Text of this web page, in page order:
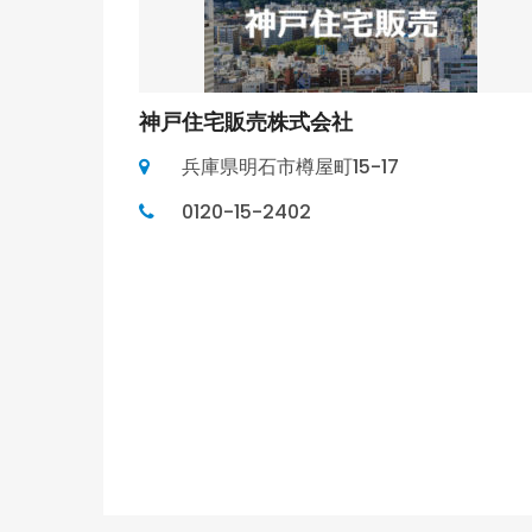
神戸住宅販売株式会社
兵庫県明石市樽屋町15-17
0120-15-2402